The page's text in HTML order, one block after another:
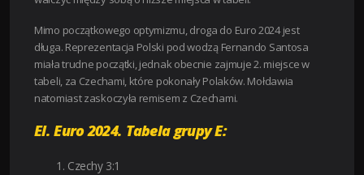
Mimo początkowego optymizmu, droga do Euro 2024 jest
długa. Reprezentacja Polski pod wodzą Fernando Santosa
miała trudne początki, jednak obecnie zajmuje 2. miejsce w
tabeli, za Czechami, które pokonały Polaków. Mołdawia
natomiast zaskoczyła remisem z Czechami.
El. Euro 2024. Tabela grupy E:
Czechy 3:1